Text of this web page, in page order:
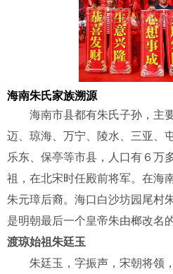
海南朱氏家族溯源
海南市县都有朱氏子孙，主
迈、琼海、万宁、陵水、三亚、
乐东、保亭等市县，人口有６万
祖，在北宋时任殿前将军。在海
朱元璋后裔。海口白沙坊园尾村
是明朝最后一个皇帝朱由榔改名
渡琼始祖朱廷玉
朱廷玉，字振声，宋朝将领